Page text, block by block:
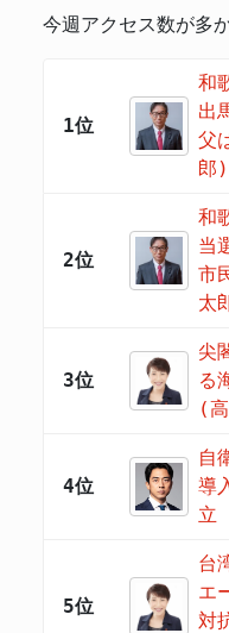
今週アクセス数が多
1位
和
出
父
郎)
2位
和
当
市
太
3位
尖
る
(
4位
自
導
立
5位
台
エ
対